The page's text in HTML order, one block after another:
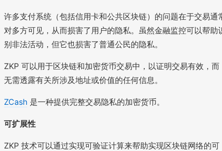
许多支付系统（包括信用卡和公共区块链）的问题在于交易通
对多方可见，从而损害了用户的隐私。虽然金融监控可以帮助
别非法活动，但它也损害了普通公民的隐私。
ZKP 可以用于区块链和加密货币交易中，以证明交易有效，而
无需透露有关所涉及地址或价值的任何信息。
ZCash 是一种提供完整交易隐私的加密货币。
可扩展性
ZKP 技术可以通过实现可验证计算来帮助实现区块链网络的可